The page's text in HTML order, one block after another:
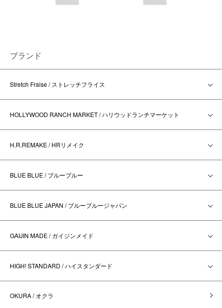
ブランド
Stretch Fraise / ストレッチフライス
HOLLYWOOD RANCH MARKET / ハリウッドランチマーケット
H.R.REMAKE / HRリメイク
BLUE BLUE / ブルーブルー
BLUE BLUE JAPAN / ブルーブルージャパン
GAIJIN MADE / ガイジンメイド
HIGH! STANDARD / ハイスタンダード
OKURA / オクラ